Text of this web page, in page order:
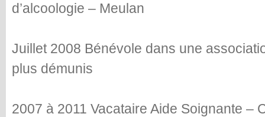
d’alcoologie – Meulan
Juillet 2008 Bénévole dans une
plus démunis
2007 à 2011 Vacataire Aide Soignante –